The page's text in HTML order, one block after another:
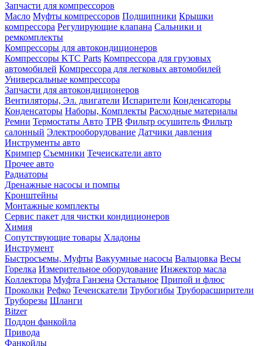
Запчасти для компрессоров
Масло Муфты компрессоров Подшипники Крышки
компрессора Регулирующие клапана Сальники и
ремкомплекты
Компрессоры для автокондиционеров
Компрессоры KTC Parts Компрессора для грузовых
автомобилей Компрессора для легковых автомобилей
Универсальные компрессора
Запчасти для автокондиционеров
Вентиляторы, Эл. двигатели Испарители Конденсаторы
Конденсаторы Наборы, Комплекты Расходные материалы
Ремни Термостаты Авто ТРВ Фильтр осушитель Фильтр
салонный Электрооборудование Датчики давления
Инструменты авто
Кримпер Съемники Течеискатели авто
Прочее авто
Радиаторы
Дренажные насосы и помпы
Кронштейны
Монтажные комплекты
Сервис пакет для чистки кондиционеров
Химия
Сопутствующие товары Хладоны
Инструмент
Быстросъемы, Муфты Вакуумные насосы Вальцовка Весы
Горелка Измерительное оборудование Инжектор масла
Коллектора Муфта Ганзена Остальное Припой и флюс
Проколки Рефко Течеискатели Трубогибы Труборасширители
Труборезы Шланги
Bitzer
Поддон фанкойла
Привода
Фанкойлы